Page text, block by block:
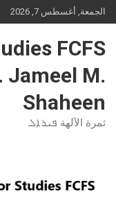
Skip
to
الجمعة, أغسطس 7, 2026
FCFS
Jameel M.
Shaheen
ثمرة الآلهة ܦܝܪܐܠ